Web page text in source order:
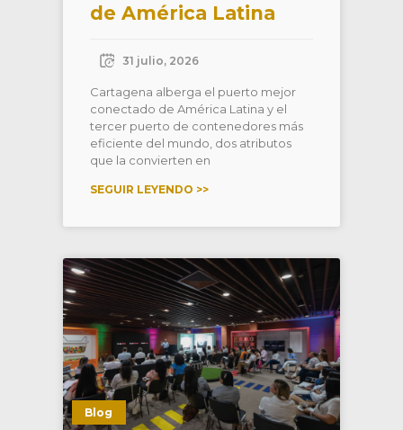
de América Latina
31 julio, 2026
Cartagena alberga el puerto mejor
conectado de América Latina y el
tercer puerto de contenedores más
eficiente del mundo, dos atributos
que la convierten en
SEGUIR LEYENDO >>
Blog